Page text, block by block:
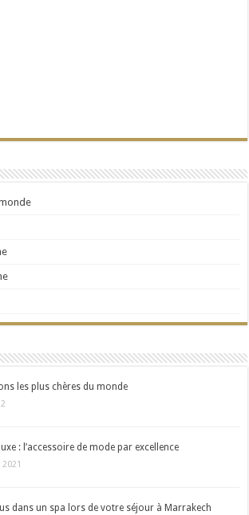
les plus chères du monde
: l’accessoire de mode par excellence
dans un spa lors de votre séjour à Marrakech